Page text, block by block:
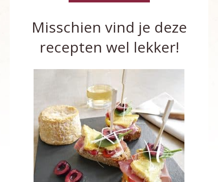
Misschien vind je deze
recepten wel lekker!